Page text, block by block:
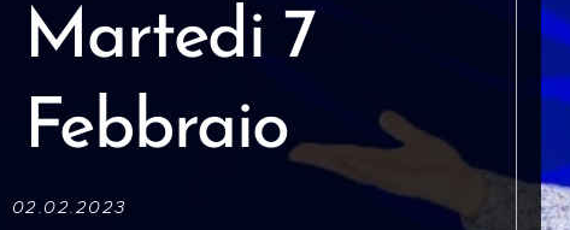
Martedi 7
Febbraio
02.02.2023